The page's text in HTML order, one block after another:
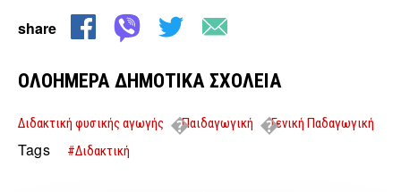
share
ΟΛΟΗΜΕΡΑ ΔΗΜΟΤΙΚΑ ΣΧΟΛΕΙΑ
Διδακτική φυσικής αγωγής Παιδαγωγική
Γενική Παδαγωγική
ΟΛΟΗΜΕΡΑ ΔΗΜΟΤΙΚΑ ΣΧΟΛΕΙΑ
Tags #Διδακτική